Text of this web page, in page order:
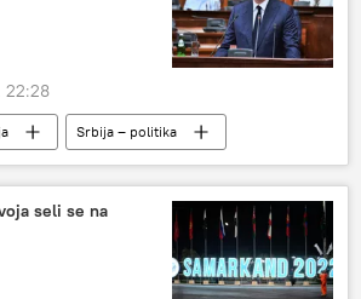
22:28
Srbija – politika
seli se na